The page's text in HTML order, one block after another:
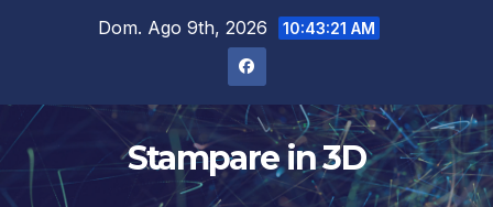
Dom. Ago 9th, 2026 10:43:21 AM
Stampare in 3D